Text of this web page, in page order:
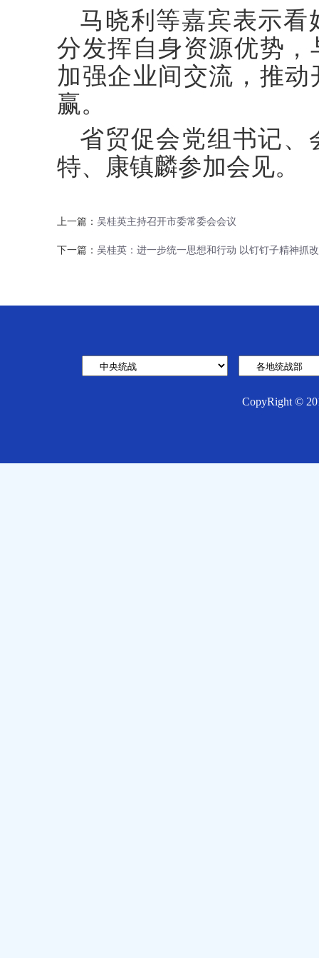
马晓利等嘉宾表示
分发挥自身资源优势
加强企业间交流，推
赢。
省贸促会党组书记
特、康镇麟参加会见。
上一篇： 吴桂英主持召开市委常委会会议
下一篇： 吴桂英：进一步统一思想和行动 以钉钉子精神抓
CopyRight ©